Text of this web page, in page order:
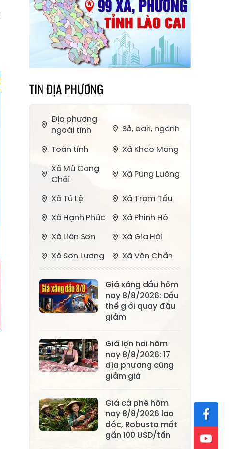
TIN ĐỊA PHƯƠNG
Địa phương
ngoài tỉnh
Sở, ban, ngành
Toàn tỉnh
Xã Khao Mang
Xã Mù Cang
Chải
Xã Púng Luông
Xã Tú Lệ
Xã Trạm Tấu
Xã Hạnh Phúc
Xã Phình Hồ
Xã Liên Sơn
Xã Gia Hội
Xã Sơn Lương
Xã Văn Chấn
Bằng La
Xã Chấn Thịnh
Xã Nghĩa Tâm
Xã Phong Dụ
Hạ
Xã Đông
Cuông
Xã Tân Hợp
Xã Mỏ Vàng
Xã Lâm
Thượng
Xã Lục Yên
Xã Tân Lĩnh
Giá xăng dầu hôm
nay 8/8/2026: Dầu
thế giới quay đầu
giảm
Giá lợn hơi hôm
nay 8/8/2026: 17
địa phương cùng
giảm giá
Giá cà phê hôm
nay 8/8/2026 lao
dốc, Robusta mất
gần 100 USD/tấn